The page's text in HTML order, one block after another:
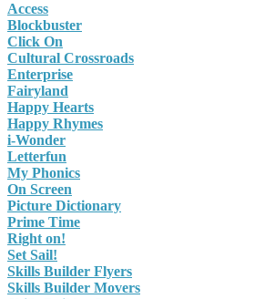
Access
Blockbuster
Click On
Cultural Crossroads
Enterprise
Fairyland
Happy Hearts
Happy Rhymes
i-Wonder
Letterfun
My Phonics
On Screen
Picture Dictionary
Prime Time
Right on!
Set Sail!
Skills Builder Flyers
Skills Builder Movers